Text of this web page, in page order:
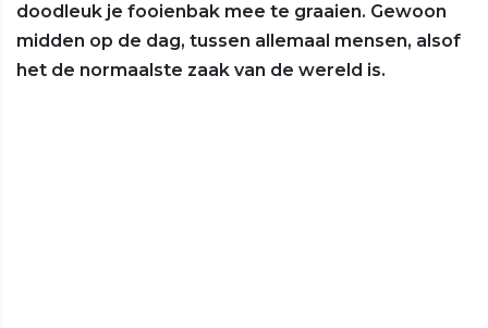
doodleuk je fooienbak mee te graaien. Gewoon
midden op de dag, tussen allemaal mensen, alsof
het de normaalste zaak van de wereld is.